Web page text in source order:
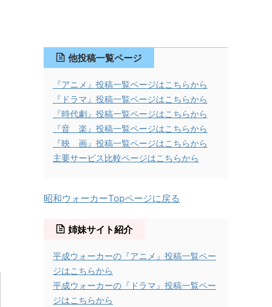
他投稿一覧ページ
『アニメ』投稿一覧ページはこちらから
『ドラマ』投稿一覧ページはこちらから
『時代劇』投稿一覧ページはこちらから
『音 楽』投稿一覧ページはこちらから
『映 画』投稿一覧ページはこちらから
主要サービス比較ページはこちらから
昭和ウォーカーTopページに戻る
姉妹サイト紹介
平成ウォーカーの『アニメ』投稿一覧ペー
ジはこちらから
平成ウォーカーの『ドラマ』投稿一覧ペー
ジはこちらから